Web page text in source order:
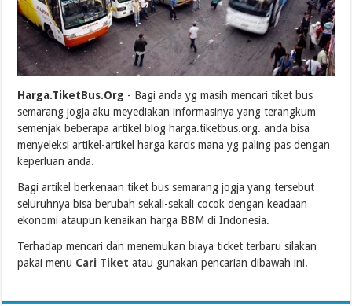
Harga.TiketBus.Org - Bagi anda yg masih mencari tiket bus
semarang jogja aku meyediakan informasinya yang terangkum
semenjak beberapa artikel blog harga.tiketbus.org. anda bisa
menyeleksi artikel-artikel harga karcis mana yg paling pas dengan
keperluan anda.
Bagi artikel berkenaan tiket bus semarang jogja yang tersebut
seluruhnya bisa berubah sekali-sekali cocok dengan keadaan
ekonomi ataupun kenaikan harga BBM di Indonesia.
Terhadap mencari dan menemukan biaya ticket terbaru silakan
pakai menu Cari Tiket atau gunakan pencarian dibawah ini.